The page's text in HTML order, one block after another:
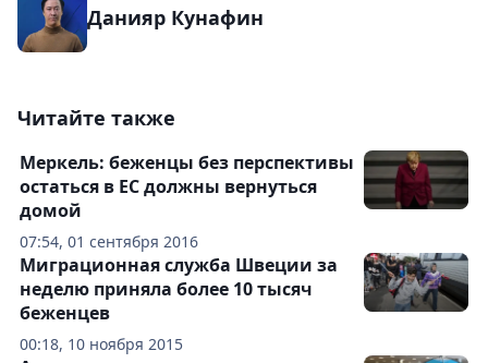
Данияр Кунафин
Читайте также
07:54, 01 сентября 2016
Меркель: беженцы без перспективы
остаться в ЕС должны вернуться
домой
00:18, 10 ноября 2015
Миграционная служба Швеции за
неделю приняла более 10 тысяч
беженцев